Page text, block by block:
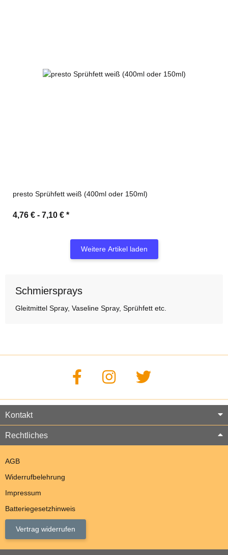
presto Sprühfett weiß (400ml oder 150ml)
4,76 € - 7,10 € *
Weitere Artikel laden
Schmiersprays
Gleitmittel Spray, Vaseline Spray, Sprühfett etc.
Kontakt
Rechtliches
AGB
Widerrufbelehrung
Impressum
Batteriegesetzhinweis
Vertrag widerrufen